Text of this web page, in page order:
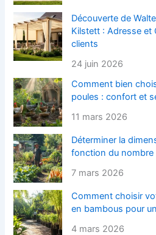
Découverte de
Kilstett : Adresse et
clients
24 juin 2026
Comment bien
poules : confort et
11 mars 2026
Déterminer la
fonction du nombre
7 mars 2026
Comment choisir
en bambous pour
4 mars 2026